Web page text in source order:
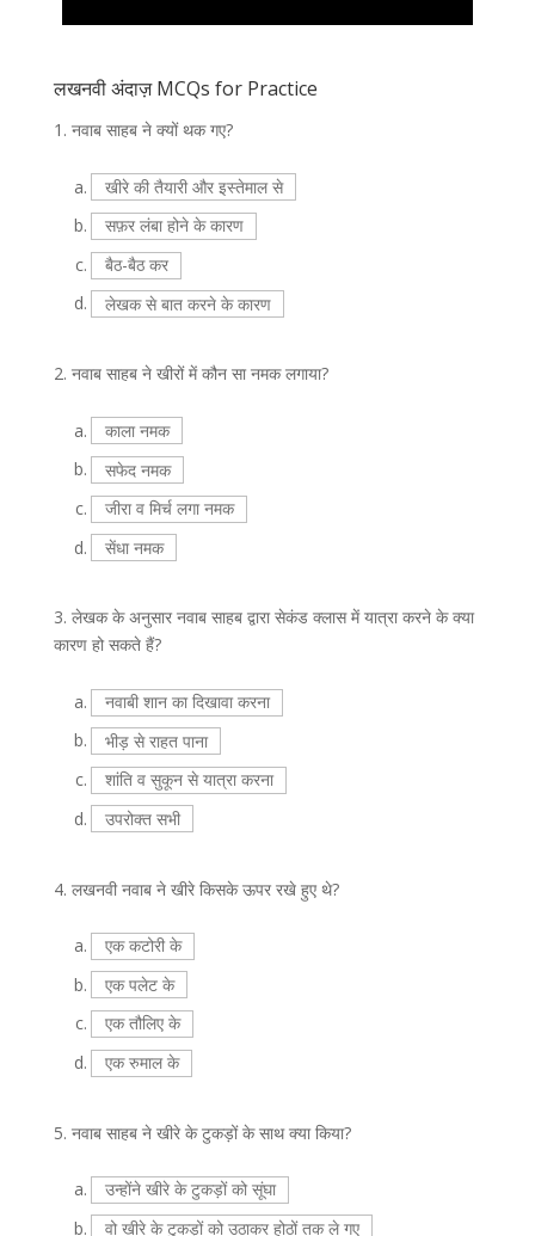
लखनवी अंदाज़ MCQs for Practice
1. नवाब साहब ने क्यों थक गए?
a.
खीरे की तैयारी और इस्तेमाल से
b.
सफ़र लंबा होने के कारण
c.
बैठ-बैठ कर
d.
लेखक से बात करने के कारण
2. नवाब साहब ने खीरों में कौन सा नमक लगाया?
a.
काला नमक
b.
सफेद नमक
c.
जीरा व मिर्च लगा नमक
d.
सेंधा नमक
3. लेखक के अनुसार नवाब साहब द्वारा सेकंड क्लास में यात्रा करने के क्या
कारण हो सकते हैं?
a.
नवाबी शान का दिखावा करना
b.
भीड़ से राहत पाना
c.
शांति व सुकून से यात्रा करना
d.
उपरोक्त सभी
4. लखनवी नवाब ने खीरे किसके ऊपर रखे हुए थे?
a.
एक कटोरी के
b.
एक पलेट के
c.
एक तौलिए के
d.
एक रुमाल के
5. नवाब साहब ने खीरे के टुकड़ों के साथ क्या किया?
a.
उन्होंने खीरे के टुकड़ों को सूंघा
b.
वो खीरे के टुकड़ों को उठाकर होठों तक ले गए